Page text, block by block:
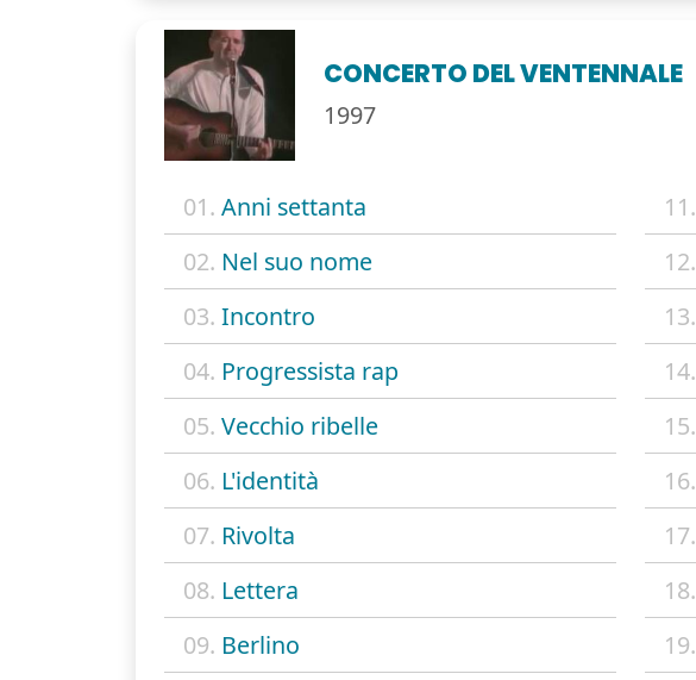
CONCERTO DEL VENTENNALE
1997
01. Anni settanta
02. Nel suo nome
03. Incontro
04. Progressista rap
05. Vecchio ribelle
06. L'identità
07. Rivolta
08. Lettera
09. Berlino
11.
12.
13.
14.
15.
16.
17.
18.
19.